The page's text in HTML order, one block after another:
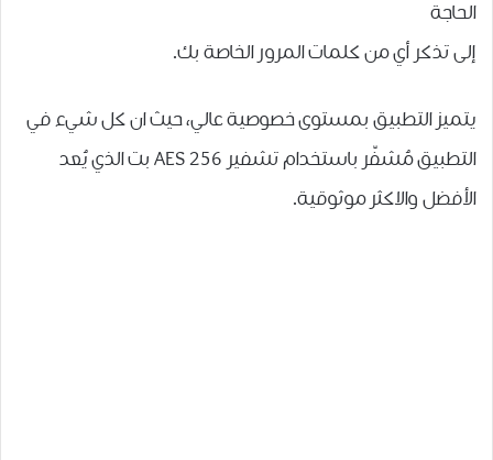
ﺍﻟﺤﺎﺟﺔ
ﺇﻟﻰ ﺗﺬﻛﺮ ﺃﻱ ﻣﻦ ﻛﻠﻤﺎﺕ ﺍﻟﻤﺮﻭﺭ ﺍﻟﺨﺎﺻﺔ ﺑﻚ.
يتميز التطبيق بمستوى خصوصية عالي، حيث ان ﻛﻞ ﺷﻲﺀ ﻓﻲ
ﺍﻟﺘﻄﺒﻴﻖ ﻣُﺸﻔّﺮ ﺑﺎﺳﺘﺨﺪﺍﻡ ﺗﺸﻔﻴﺮ AES 256 ﺑﺖ ﺍﻟﺬﻱ ﻳُﻌﺪ
ﺍﻷﻓﻀﻞ ﻭﺍﻻﻛﺜﺮ ﻣﻮﺛﻮﻗﻴﺔ.